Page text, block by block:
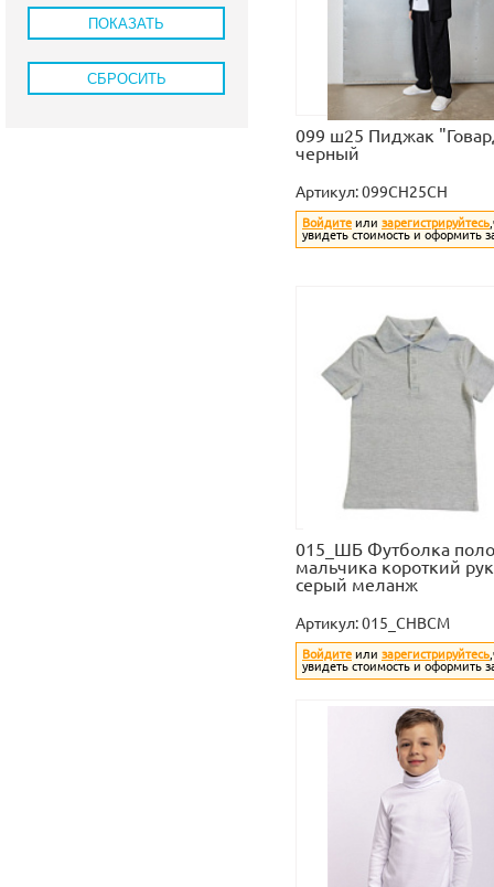
099 ш25 Пиджак
черный
Артикул:099CH25CH
Войдите или зарегистрируйтесь
увидеть стоимость и оформить
015_ШБ Футболка
мальчика короткий
серый меланж
Артикул:015_CHBCM
Войдите или зарегистрируйтесь
увидеть стоимость и оформить